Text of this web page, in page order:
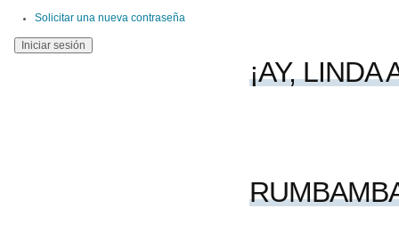
¡AY, LINDA
Solicitar una nueva contraseña